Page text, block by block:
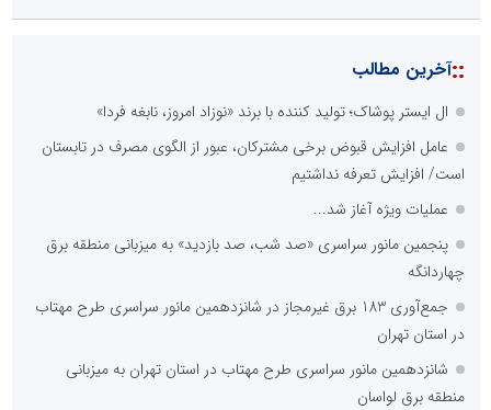
::آخرین مطالب
ال ایستر پوشاک؛ تولید کننده با برند «نوزاد امروز، نابغه فردا»
عامل افزایش قبوض برخی مشترکان، عبور از الگوی مصرف در تابستان
است/ افزایش تعرفه نداشتیم
عملیات ویژه آغاز شد...
پنجمین مانور سراسری «صد شب، صد بازدید» به میزبانی منطقه برق
چهاردانگه
جمع‌آوری 183 برق غیرمجاز در شانزدهمین مانور سراسری طرح مهتاب
در استان تهران
شانزدهمین مانور سراسری طرح مهتاب در استان تهران به میزبانی
منطقه برق لواسان